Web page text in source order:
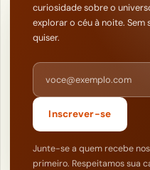
curiosidade sobre o
explorar o céu à noite.
quiser.
Endereço de e-mail
Inscrever-se
Junte-se a quem recebe
primeiro. Respeitamos sua